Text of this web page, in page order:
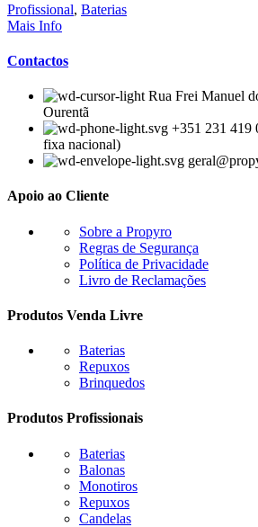
Profissional, Baterias
Mais Info
Contactos
Rua Frei Manuel
Ourentã​
+351 231 419
fixa nacional)
Apoio ao Cliente
Sobre a Propyro
Regras de Segurança
Política de Privacidade
Livro de Reclamações
Produtos Venda Livre
Baterias
Repuxos
Brinquedos
Produtos Profissionais
Baterias
Balonas
Monotiros
Repuxos
Candelas